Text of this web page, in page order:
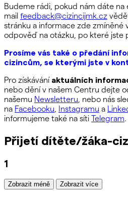
Budeme rádi, pokud nám dáte na
mail feedback@cizincijmk.cz
stránku a informace zde zmíněné
odpověď na otázku, po které jste
Prosíme vás také o předání
cizincům, se kterými jste v
Pro získávání aktuálních
nebo dění v našem Centru dejte
našemu Newsletteru , nebo nás
na Facebooku Instagramu a
informujeme také na síti Telegram.
Přijetí dítěte/žáka-
1
Zobrazit méně Zobrazit více